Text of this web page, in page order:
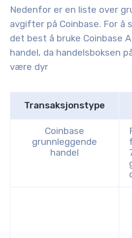
Nedenfor er en liste over
avgifter på Coinbase. For å
det best å bruke Coinbase
handel, da handelsboksen
være dyr
Transaksjonstype
Coinbase
grunnleggende
handel